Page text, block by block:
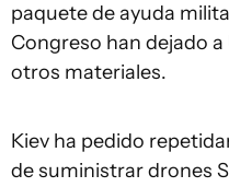
paquete de ayuda
Congreso han dejado
otros materiales.
Kiev ha pedido
de suministrar drones